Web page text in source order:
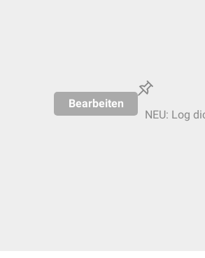
Bearbeiten
NEU: Log